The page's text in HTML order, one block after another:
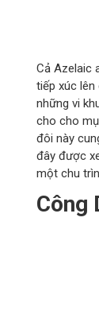
Cả Azelaic
tiếp xúc lên
những vi
cho cho
đôi này
đây được
một chu
Công